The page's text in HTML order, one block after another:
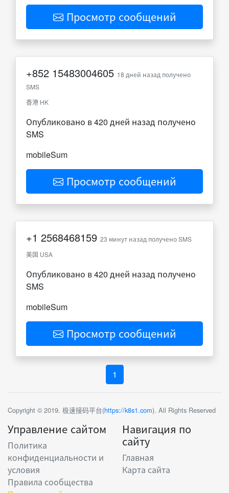
Просмотр сообщений
+852 15483004605 18 дней назад получено
SMS
香港 HK
Опубликовано в 420 дней назад получено
SMS
mobileSum
Просмотр сообщений
+1 2568468159 23 минут назад получено SMS
美国 USA
Опубликовано в 420 дней назад получено
SMS
mobileSum
Просмотр сообщений
1
Copyright © 2019. 极速接码平台(https://k8s1.com). All Rights Reserved
Управление сайтом
Политика
конфиденциальности и
условия
Правила сообщества
Навигация по
сайту
Главная
Карта сайта